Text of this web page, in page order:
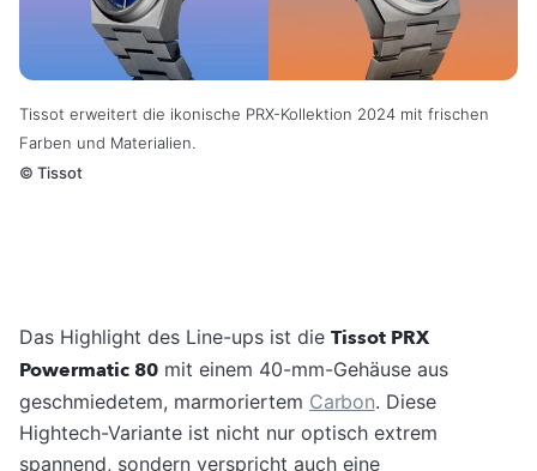
Tissot erweitert die ikonische PRX-Kollektion 2024 mit frischen
Farben und Materialien.
© Tissot
Das Highlight des Line-ups ist die Tissot PRX
Powermatic 80 mit einem 40-mm-Gehäuse aus
geschmiedetem, marmoriertem Carbon. Diese
Hightech-Variante ist nicht nur optisch extrem
spannend, sondern verspricht auch eine